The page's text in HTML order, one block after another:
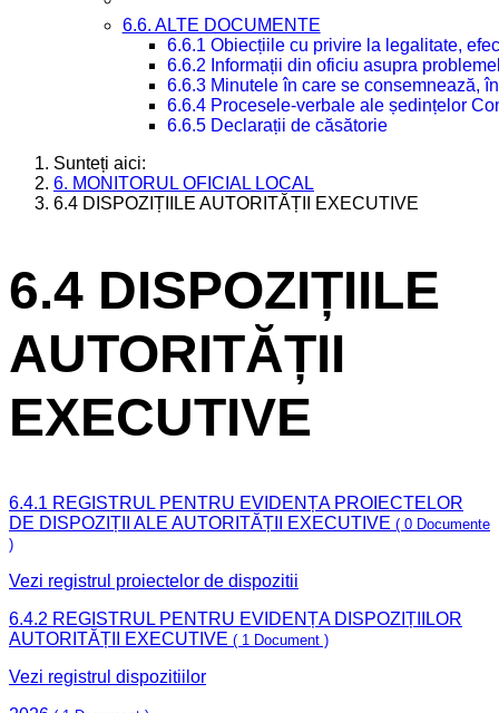
6.6. ALTE DOCUMENTE
6.6.1 Obiecțiile cu privire la legalitate,
6.6.2 Informații din oficiu asupra
6.6.3 Minutele în care se consemnează,
6.6.4 Procesele-verbale ale ședințelor
6.6.5 Declarații de căsătorie
Sunteți aici:
6. MONITORUL OFICIAL LOCAL
6.4 DISPOZIȚIILE AUTORITĂȚII EXECUTIVE
6.4 DISPOZIȚIILE
AUTORITĂȚII
EXECUTIVE
6.4.1 REGISTRUL PENTRU EVIDENȚA PROIECTELOR
DE DISPOZIȚII ALE AUTORITĂȚII EXECUTIVE ( 0 Documente
)
Vezi registrul proiectelor de dispozitii
6.4.2 REGISTRUL PENTRU EVIDENȚA DISPOZIȚIILOR
AUTORITĂȚII EXECUTIVE ( 1 Document )
Vezi registrul dispozitiilor